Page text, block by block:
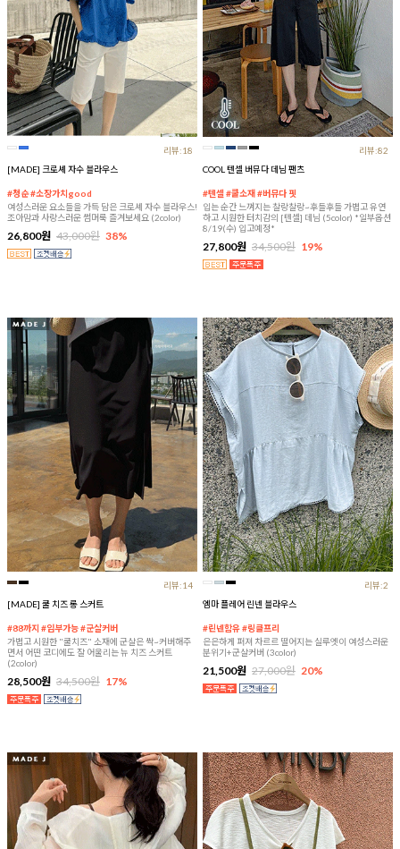
리뷰:18
[MADE] 크로셰 자수 블라우스
#청순 #소장가치good
여성스러운 요소들을 가득 담은 크로셰 자수 블라우스!
조아맘과 사랑스러운 썸머룩 즐겨보세요 (2color)
26,800원 43,000원 38%
리뷰:82
COOL 텐셀 버뮤다 데님 팬츠
#텐셀 #쿨소재 #버뮤다 핏
입는 순간 느껴지는 찰랑찰랑~후들후들 가볍고 유연
하고 시원한 터치감의 [텐셀] 데님 (5color) *일부옵션
8/19(수) 입고예정*
27,800원 34,500원 19%
리뷰:14
[MADE] 쿨 치즈 롱 스커트
#88까지 #임부가능 #군살커버
가볍고 시원한 "쿨치즈" 소재에 군살은 싹~커버해주
면서 어떤 코디에도 잘 어울리는 뉴 치즈 스커트
(2color)
28,500원 34,500원 17%
리뷰:2
엠마 플레어 린넨 블라우스
#린넨함유 #링클프리
은은하게 퍼져 차르르 떨어지는 실루엣이 여성스러운
분위기+군살커버 (3color)
21,500원 27,000원 20%